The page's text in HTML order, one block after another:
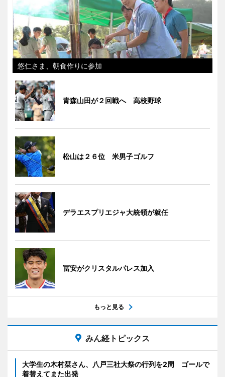
悠仁さま、朝食作りに参加
青森山田が２回戦へ 高校野球
松山は２６位 米男子ゴルフ
デラエスプリエジャ大統領が就任
冨安がクリスタルパレス加入
もっと見る
みん経トピックス
大学生の木村栞さん、八戸三社大祭の行列を2周 ゴールで
着替えてまた出発